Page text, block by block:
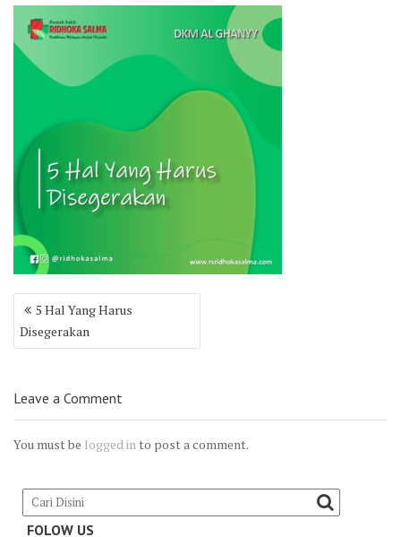
Post
navigation
5 Hal Yang Harus
Disegerakan
Leave a Comment
You must be logged in to post a comment.
FOLOW US